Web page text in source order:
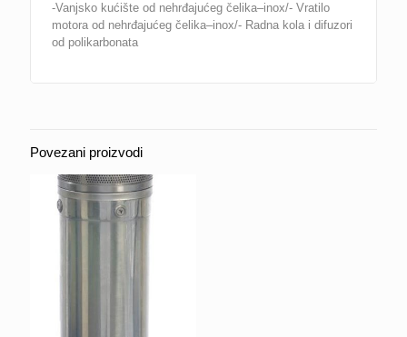
-Vanjsko kućište od nehrđajućeg čelika–inox/- Vratilo
motora od nehrđajućeg čelika–inox/- Radna kola i difuzori
od polikarbonata
Povezani proizvodi